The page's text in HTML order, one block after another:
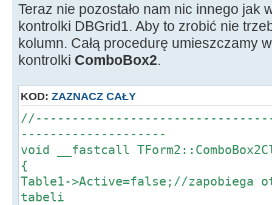
Teraz nie pozostało nam nic innego jak
kontrolki DBGrid1. Aby to zrobić nie
kolumn. Całą procedurę umieszczamy
kontrolki ComboBox2.
KOD: ZAZNACZ CAŁY
--------------------
void __fastcall
{
Table1->Active=false;//zapobiega
tabeli